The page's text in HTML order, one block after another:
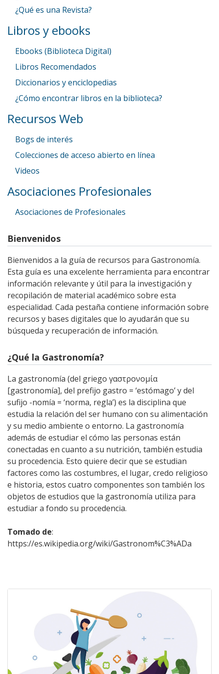
¿Qué es una Revista?
Libros y ebooks
Ebooks (Biblioteca Digital)
Libros Recomendados
Diccionarios y enciclopedias
¿Cómo encontrar libros en la biblioteca?
Recursos Web
Bogs de interés
Colecciones de acceso abierto en línea
Videos
Asociaciones Profesionales
Asociaciones de Profesionales
Bienvenidos
Bienvenidos a la guía de recursos para Gastronomía.
Esta guía es una excelente herramienta para encontrar
información relevante y útil para la investigación y
recopilación de material académico sobre esta
especialidad. Cada pestaña contiene información sobre
recursos y bases digitales que lo ayudarán que su
búsqueda y recuperación de información.
¿Qué la Gastronomía?
La gastronomía (del griego γαστρονομία
[gastronomía], del prefijo gastro = ‘estómago’ y del
sufijo -nomía = ‘norma, regla’) es la disciplina que
estudia la relación del ser humano con su alimentación
y su medio ambiente o entorno. La gastronomía
además de estudiar el cómo las personas están
conectadas en cuanto a su nutrición, también estudia
su procedencia. Esto quiere decir que se estudian
factores como las costumbres, el lugar, credo religioso
e historia, estos cuatro componentes son también los
objetos de estudios que la gastronomía utiliza para
estudiar a fondo su procedencia.
Tomado de:
https://es.wikipedia.org/wiki/Gastronom%C3%ADa